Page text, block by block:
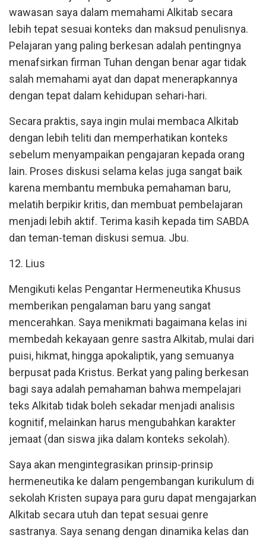
wawasan saya dalam memahami Alkitab secara
lebih tepat sesuai konteks dan maksud penulisnya.
Pelajaran yang paling berkesan adalah pentingnya
menafsirkan firman Tuhan dengan benar agar tidak
salah memahami ayat dan dapat menerapkannya
dengan tepat dalam kehidupan sehari-hari.
Secara praktis, saya ingin mulai membaca Alkitab
dengan lebih teliti dan memperhatikan konteks
sebelum menyampaikan pengajaran kepada orang
lain. Proses diskusi selama kelas juga sangat baik
karena membantu membuka pemahaman baru,
melatih berpikir kritis, dan membuat pembelajaran
menjadi lebih aktif. Terima kasih kepada tim SABDA
dan teman-teman diskusi semua. Jbu.
12. Lius
Mengikuti kelas Pengantar Hermeneutika Khusus
memberikan pengalaman baru yang sangat
mencerahkan. Saya menikmati bagaimana kelas ini
membedah kekayaan genre sastra Alkitab, mulai dari
puisi, hikmat, hingga apokaliptik, yang semuanya
berpusat pada Kristus. Berkat yang paling berkesan
bagi saya adalah pemahaman bahwa mempelajari
teks Alkitab tidak boleh sekadar menjadi analisis
kognitif, melainkan harus mengubahkan karakter
jemaat (dan siswa jika dalam konteks sekolah).
Saya akan mengintegrasikan prinsip-prinsip
hermeneutika ke dalam pengembangan kurikulum di
sekolah Kristen supaya para guru dapat mengajarkan
Alkitab secara utuh dan tepat sesuai genre
sastranya. Saya senang dengan dinamika kelas dan